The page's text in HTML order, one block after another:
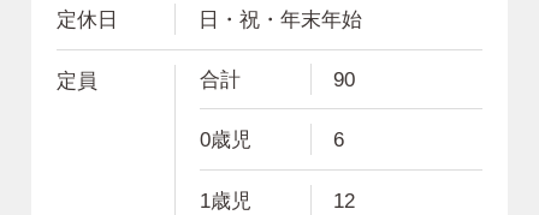
定休日 日・祝・年末年始
定員 合計 90
0歳児 6
1歳児 12